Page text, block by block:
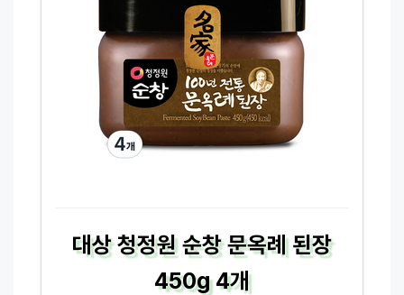
대상 청정원 순창 문옥례 된장
450g 4개